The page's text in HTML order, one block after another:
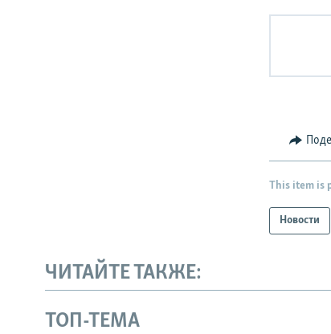
This item is
Новости
ЧИТАЙТЕ ТАКЖЕ:
ТОП-ТЕМА